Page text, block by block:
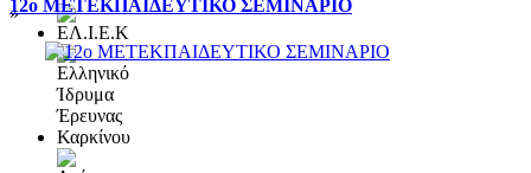
»
12ο ΜΕΤΕΚΠΑΙΔΕΥΤΙΚΟ ΣΕΜΙΝΑΡΙΟ